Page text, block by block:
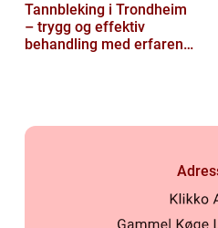
Tannbleking i Trondheim
– trygg og effektiv
behandling med erfaren